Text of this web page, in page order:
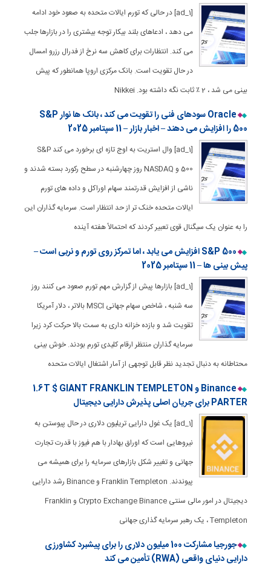
[ad_1] در حالی که تورم ایالات متحده به صعود خود ادامه
می دهد ، ادعاهای بلند بیکار توجه بیشتری را در بازارها جلب
می کند. انتظارات برای کاهش سه نرخ از فدرال رزرو امسال
در حال تقویت است. بانک مرکزی اروپا همانطور که پیش
بینی می شد ، 2 ٪ ثابت نگه داشته بود. Nikkei
Oracle سودهای فنی را تقویت می کند ، بانک ها نوار S&P
500 را افزایش می دهند – اخبار بازار – 11 سپتامبر 2025
[ad_1] وال استریت به اوج تازه ای برخورد می کند S&P
500 و NASDAQ روز چهارشنبه در سطح رکورد بسته شدند و
ناشی از افزایش قدرتمند سهام اوراکل و داده های تورم
ایالات متحده خنک تر از حد انتظار است. سرمایه گذاران این
را به عنوان یک سیگنال قوی تعبیر کردند که احتمالاً هفته آینده
S&P 500 افزایش می یابد ، اما تمرکز روی تورم و نربی است –
پیش بینی ها – 11 سپتامبر 2025
[ad_1] بازارها پیش از گزارش مهم تورم صعود می کنند روز
سه شنبه ، شاخص سهام جهانی MSCI بالاتر ، دلار آمریکا
تقویت شد و بازده خزانه داری به سمت بالا حرکت کرد زیرا
سرمایه گذاران منتظر ارقام کلیدی تورم بودند. خوش بینی
محتاطانه به دنبال تجدید نظر قابل توجهی از آمار اشتغال ایالات متحده
Binance و 1.6T $ GIANT FRANKLIN TEMPLETON
PARTER برای جریان اصلی پذیرش دارایی دیجیتال
[ad_1] یک غول دارایی تریلیون دلاری در حال پیوستن به
نیروهایی است که اوراق بهادار با هم فیوز با قدرت تجارت
جهانی و تغییر شکل بازارهای سرمایه را برای همیشه می
پیوندند. Franklin Templeton و Binance رشد دارایی
دیجیتال در امور مالی سنتی Crypto Exchange Binance و Franklin
Templeton ، یک رهبر سرمایه گذاری جهانی
جورجیا مشارکت 100 میلیون دلاری را برای پیشبرد کشاورزی
دارایی دنیای واقعی (RWA) تأمین می کند